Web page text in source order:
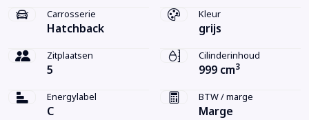
Carrosserie
Hatchback
Kleur
grijs
Zitplaatsen
5
Cilinderinhoud
999 cm3
Energylabel
C
BTW / marge
Marge